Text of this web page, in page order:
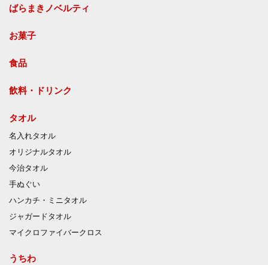
ばらまきノベルティ
お菓子
食品
飲料・ドリンク
タオル
名入れタオル
オリジナルタオル
今治タオル
手ぬぐい
ハンカチ・ミニタオル
ジャガードタオル
マイクロファイバークロス
うちわ